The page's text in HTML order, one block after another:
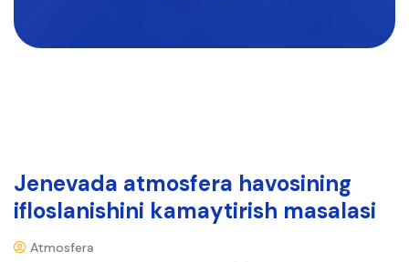
Jenevada atmosfera havosining
ifloslanishini kamaytirish masalasi
muhokama qilinmoqda
Atmosfera